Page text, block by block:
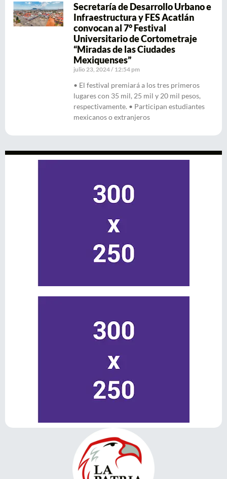
Secretaría de Desarrollo Urbano e
Infraestructura y FES Acatlán
convocan al 7° Festival
Universitario de Cortometraje
“Miradas de las Ciudades
Mexiquenses”
julio 23, 2024 12:54 pm
• El festival premiará a los tres primeros
lugares con 35 mil, 25 mil y 20 mil pesos,
respectivamente. • Participan estudiantes
mexicanos o extranjeros